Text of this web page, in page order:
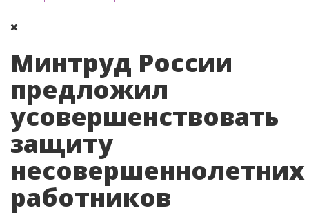
Минтруд России
предложил
усовершенствовать
защиту
несовершеннолетних
работников